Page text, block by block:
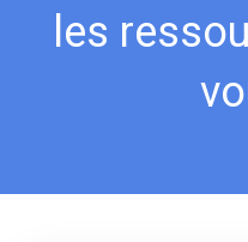
les